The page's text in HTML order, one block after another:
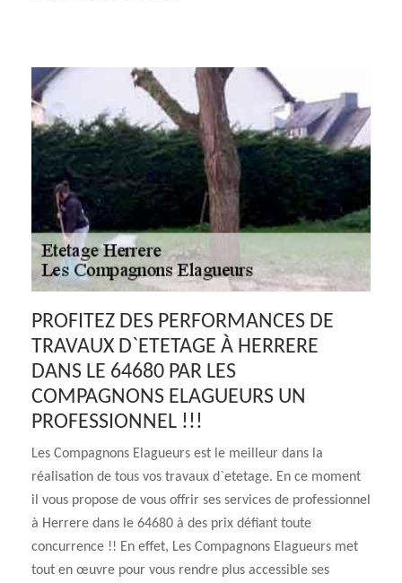
PROFITEZ DES PERFORMANCES DE
TRAVAUX D`ETETAGE À HERRERE
DANS LE 64680 PAR LES
COMPAGNONS ELAGUEURS UN
PROFESSIONNEL !!!
Les Compagnons Elagueurs est le meilleur dans la
réalisation de tous vos travaux d`etetage. En ce moment
il vous propose de vous offrir ses services de professionnel
à Herrere dans le 64680 à des prix défiant toute
concurrence !! En effet, Les Compagnons Elagueurs met
tout en œuvre pour vous rendre plus accessible ses